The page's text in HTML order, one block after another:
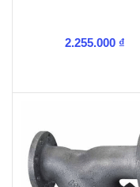
2.255.000 ₫